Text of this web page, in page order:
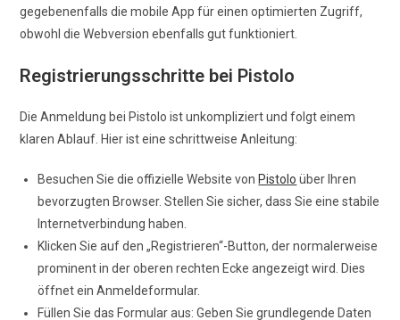
gegebenenfalls die mobile App für einen optimierten Zugriff,
obwohl die Webversion ebenfalls gut funktioniert.
Registrierungsschritte bei Pistolo
Die Anmeldung bei Pistolo ist unkompliziert und folgt einem
klaren Ablauf. Hier ist eine schrittweise Anleitung:
Besuchen Sie die offizielle Website von Pistolo über Ihren
bevorzugten Browser. Stellen Sie sicher, dass Sie eine stabile
Internetverbindung haben.
Klicken Sie auf den „Registrieren“-Button, der normalerweise
prominent in der oberen rechten Ecke angezeigt wird. Dies
öffnet ein Anmeldeformular.
Füllen Sie das Formular aus: Geben Sie grundlegende Daten